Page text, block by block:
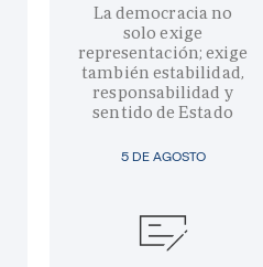
5 DE AGOSTO
La democracia no
solo exige
representación; exige
también estabilidad,
responsabilidad y
sentido de Estado